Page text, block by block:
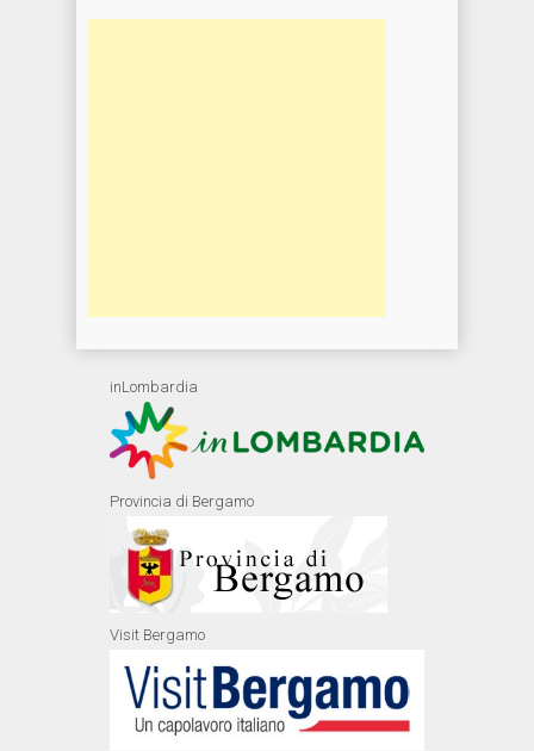
inLombardia
Provincia di Bergamo
Visit Bergamo